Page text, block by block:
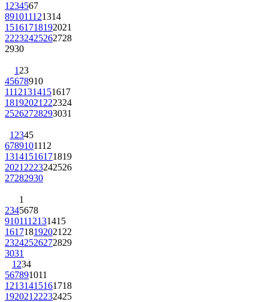
1234567
891011121314
15161718192021
22232425262728
2930
123
45678910
11121314151617
18192021222324
25262728293031
12345
6789101112
13141516171819
20212223242526
27282930
1
2345678
9101112131415
16171819202122
23242526272829
3031
1234
567891011
12131415161718
19202122232425